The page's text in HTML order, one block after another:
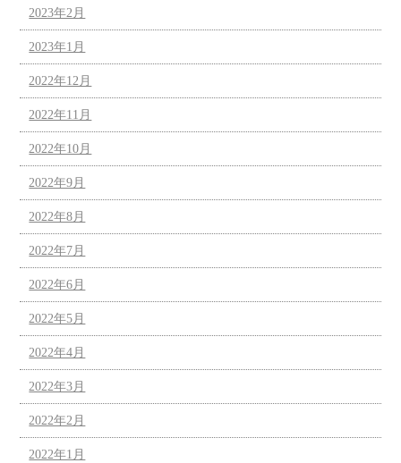
2023年2月
2023年1月
2022年12月
2022年11月
2022年10月
2022年9月
2022年8月
2022年7月
2022年6月
2022年5月
2022年4月
2022年3月
2022年2月
2022年1月